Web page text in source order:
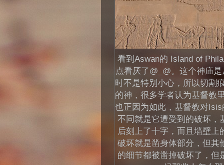
看到Aswan的 Island of
点看厌了@_@。这个神庙
时不是特别小心，所以切割
的神，很多学者认为基督教
也正因为如此，基督教对
不同就是它遭受到的破坏，
后刻上了十字，而且墙壁
破坏就是凿身体部分，但其
的细节都被凿掉破坏了，但